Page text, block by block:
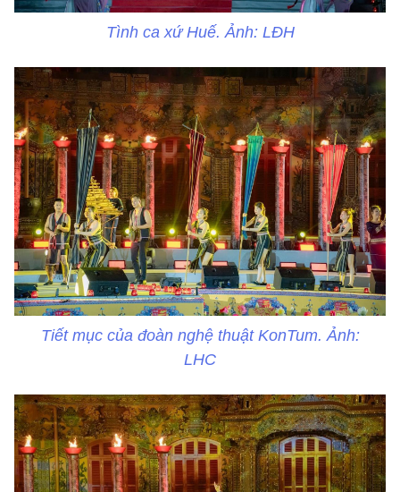
Tình ca xứ Huế. Ảnh: LĐH
Tiết mục của đoàn nghệ thuật KonTum. Ảnh:
LHC